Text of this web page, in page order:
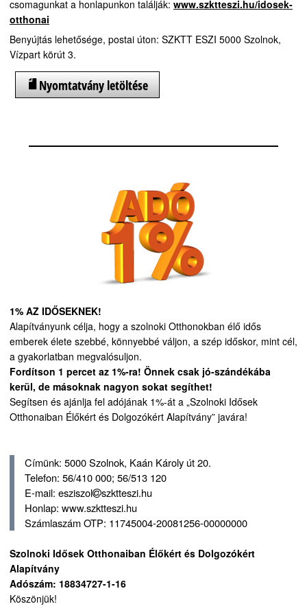
csomagunkat a honlapunkon találják: www.szktteszi.hu/idosek-
otthonai
Benyújtás lehetősége, postai úton: SZKTT ESZI 5000 Szolnok,
Vízpart körút 3.
Nyomtatvány letöltése
1% AZ IDŐSEKNEK!
Alapítványunk célja, hogy a szolnoki Otthonokban élő idős
emberek élete szebbé, könnyebbé váljon, a szép időskor, mint cél,
a gyakorlatban megvalósuljon.
Fordítson 1 percet az 1%-ra! Önnek csak jó-szándékába
kerül, de másoknak nagyon sokat segíthet!
Segítsen és ajánlja fel adójának 1%-át a „Szolnoki Idősek
Otthonaiban Élőkért és Dolgozókért Alapítvány” javára!
Címünk: 5000 Szolnok, Kaán Károly út 20.
Telefon: 56/410 000; 56/513 120
E-mail: esziszol
szktteszi.hu
Honlap: www.szktteszi.hu
Számlaszám OTP: 11745004-20081256-00000000
Szolnoki Idősek Otthonaiban Élőkért és Dolgozókért
Alapítvány
Adószám: 18834727-1-16
Köszönjük!